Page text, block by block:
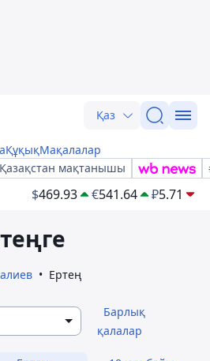
Қаз
ҚұқықМақалалар
мақтанышы
$469.93 €541.64 ₽5.71
Ертең
Барлық
қалалар